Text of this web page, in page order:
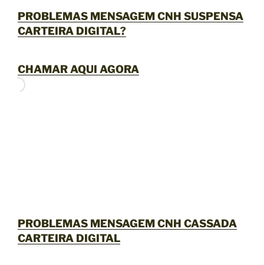
PROBLEMAS MENSAGEM CNH SUSPENSA
CARTEIRA DIGITAL?
CHAMAR AQUI AGORA
PROBLEMAS MENSAGEM CNH CASSADA
CARTEIRA DIGITAL